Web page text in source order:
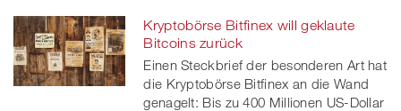
Kryptobörse Bitfinex will geklaute
Bitcoins zurück
Einen Steckbrief der besonderen Art hat
die Kryptobörse Bitfinex an die Wand
genagelt: Bis zu 400 Millionen US-Dollar